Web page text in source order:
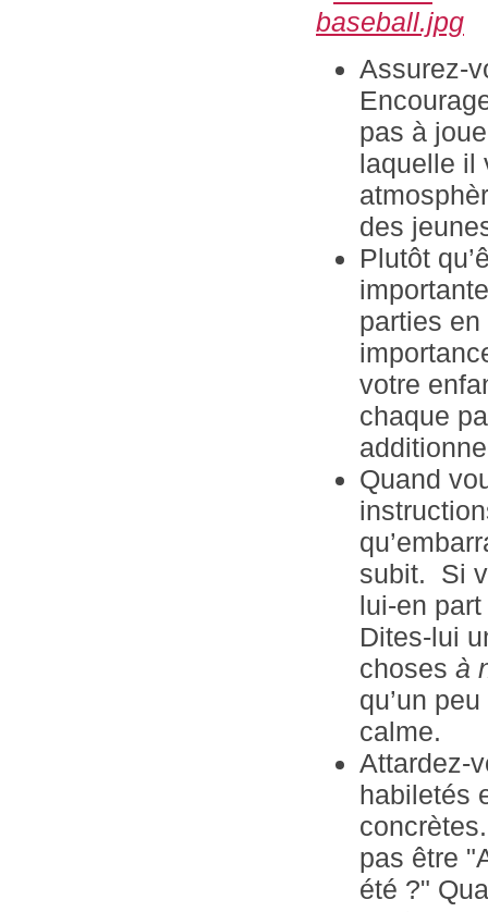
Assurez-
pas à
laquelle il
des
Plutôt
parties
votre
chaque
Quand
subit. Si
lui-en
Dites-lui
choses à
qu’un
calme.
Attardez-
habiletés
pas être
été ?"